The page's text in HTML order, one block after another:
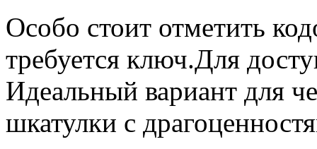
Особо стоит отметить
требуется ключ.Для
Идеальный вариант для
шкатулки с